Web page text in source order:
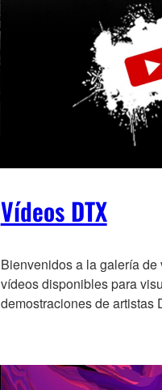
Vídeos DTX
Bienvenidos a la galería de
vídeos disponibles para
demostraciones de artistas